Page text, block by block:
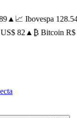
▲ 📈 Ibovespa 128.540
82▲ ₿ Bitcoin R$